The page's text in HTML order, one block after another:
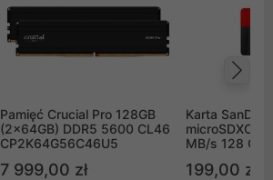
Pamięć Crucial Pro 128GB
(2x64GB) DDR5 5600 CL46
CP2K64G56C46U5
7 999,00 zł
Karta
microSDXC
MB/s 128 GB
199,00 zł